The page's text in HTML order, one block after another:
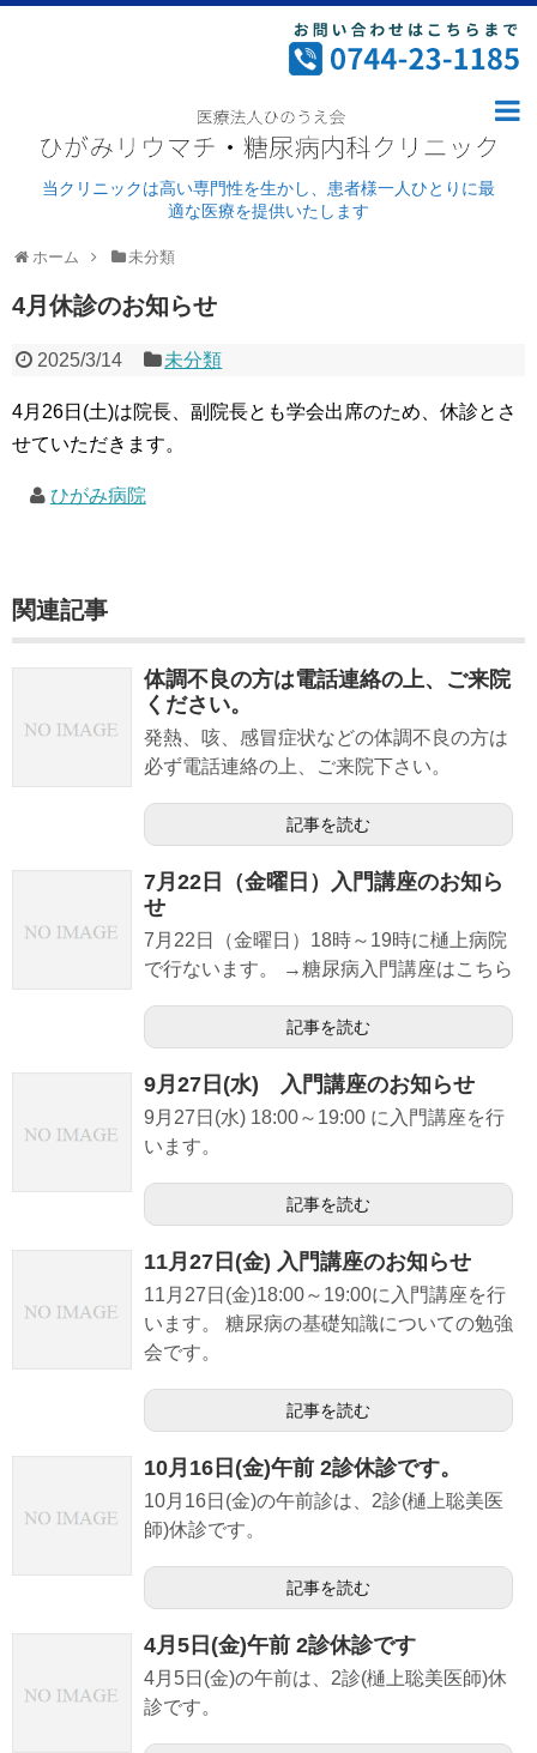
当クリニックは高い専門性を生かし、患者様一人ひとりに最
適な医療を提供いたします
ホーム 未分類
4月休診のお知らせ
2025/3/14 未分類
4月26日(土)は院長、副院長とも学会出席のため、休診とさ
せていただきます。
ひがみ病院
関連記事
体調不良の方は電話連絡の上、ご来院
ください。
発熱、咳、感冒症状などの体調不良の方は
必ず電話連絡の上、ご来院下さい。
記事を読む
7月22日（金曜日）入門講座のお知ら
せ
7月22日（金曜日）18時～19時に樋上病院
で行ないます。 →糖尿病入門講座はこちら
記事を読む
9月27日(水) 入門講座のお知らせ
9月27日(水) 18:00～19:00 に入門講座を行
います。
記事を読む
11月27日(金) 入門講座のお知らせ
11月27日(金)18:00～19:00に入門講座を行
います。 糖尿病の基礎知識についての勉強
会です。
記事を読む
10月16日(金)午前 2診休診です。
10月16日(金)の午前診は、2診(樋上聡美医
師)休診です。
記事を読む
4月5日(金)午前 2診休診です
4月5日(金)の午前は、2診(樋上聡美医師)休
診です。
病院案内
施設基準及び加算について
リウマチ科
糖尿病
治験
アクセス